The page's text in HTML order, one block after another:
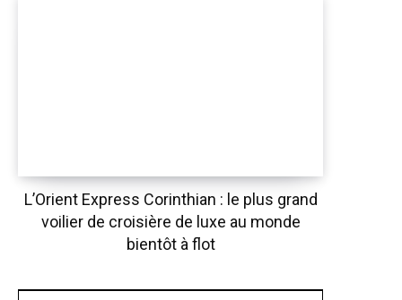
L’Orient Express Corinthian : le plus grand
voilier de croisière de luxe au monde
bientôt à flot